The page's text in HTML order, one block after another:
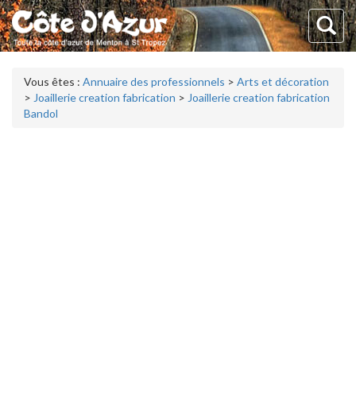
Vous êtes : Annuaire des professionnels > Arts et décoration
> Joaillerie creation fabrication > Joaillerie creation fabrication
Bandol